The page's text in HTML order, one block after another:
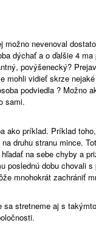
možno nevenoval
dýchať a o ďalšie 4
povýšenecký?
mohli vidieť skrze
podviedla ? Možno
sami.
ako príklad. Príklad
druhu stranu mince.
na sebe chyby a
poslednú dobu chovali
mnohokrát zachrániť
stretneme aj s